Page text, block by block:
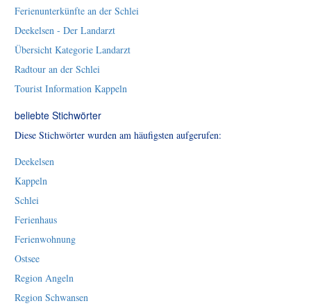
Ferienunterkünfte an der Schlei
Deekelsen - Der Landarzt
Übersicht Kategorie Landarzt
Radtour an der Schlei
Tourist Information Kappeln
beliebte Stichwörter
Diese Stichwörter wurden am häufigsten aufgerufen:
Deekelsen
Kappeln
Schlei
Ferienhaus
Ferienwohnung
Ostsee
Region Angeln
Region Schwansen